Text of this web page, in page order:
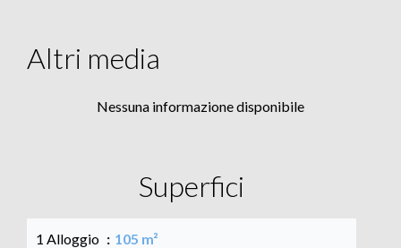
Altri media
Nessuna informazione disponibile
Superfici
1 Alloggio 105 m²